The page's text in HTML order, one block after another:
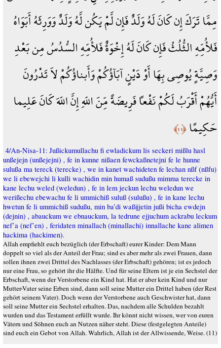
مِمَّا تَرَكَ إِن كَانَ لَهُ وَلَدٌ فَإِن لَّمْ يَكُن لَّهُ وَلَدٌ وَوَرِثَهُ أَبَوَاهُ
فَلأُمِّهِ الثُّلُثُ فَإِن كَانَ لَهُ إِخْوَةٌ فَلأُمِّهِ السُّدُسُ مِن بَعْدِ
وَصِيَّةٍ يُوصِي بِهَا أَوْ دَيْنٍ آبَآؤُكُمْ وَأَبناؤُكُمْ لاَ تَدْرُونَ
أَيُّهُمْ أَقْرَبُ لَكُمْ نَفْعاً فَرِيضَةً مِّنَ اللّهِ إِنَّ اللّهَ كَانَ عَلِيما
حَكِيمًا﴿١١﴾
4/An-Nisa-11: Jußickumullachu fi ewladickum lis seckeri mißlu hasl
unßejejn (unßejejni) , fe in kunne nißaen fewckaßnetejni fe le hunne
sulußa ma tereck (terecke) , we in kanet wachideten fe lechan nßf (nßfu)
we li ebewejchi li kulli wachidin min humaß sudußu mimma terecke in
kane lechu weled (weledun) , fe in lem jeckun lechu weledun we
werißechu ebewachu fe li ummichiß suluß (sulußu) , fe in kane lechu
hwetun fe li ummichiß sudußu, min ba’di waßijjetin jußi bicha ewdejn
(dejnin) , abauckum we ebnauckum, la tedrune ejjuchum ackrabu leckum
nef’a (nef’en) , feridaten minallach (minallachi) innallache kane alimen
hackima (hackimen).
Allah empfiehlt euch bezüglich (der Erbschaft) eurer Kinder: Dem Mann
doppelt so viel als der Anteil der Frau; sind es aber mehr als zwei Frauen, dann
sollen ihnen zwei Drittel des Nachlasses (der Erbschaft) gehören; ist es jedoch
nur eine Frau, so gehört ihr die Hälfte. Und für seine Eltern ist je ein Sechstel der
Erbschaft, wenn der Verstorbene ein Kind hat. Hat er aber kein Kind und nur
Mutter-Vater seine Erben sind, dann soll seine Mutter ein Drittel haben (der Rest
gehört seinem Vater). Doch wenn der Verstorbene auch Geschwister hat, dann
soll seine Mutter ein Sechstel erhalten. Das, nachdem alle Schulden bezahlt
wurden und das Testament erfüllt wurde. Ihr könnt nicht wissen, wer von euren
Vätern und Söhnen euch an Nutzen näher steht. Diese (festgelegten Anteile)
sind euch ein Gebot von Allah. Wahrlich, Allah ist der Allwissende, Weise. (11)